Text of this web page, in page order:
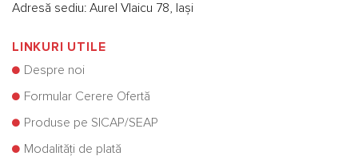
Adresă sediu: Aurel Vlaicu 78, Iași
LINKURI UTILE
Despre noi
Formular Cerere Ofertă
Produse pe SICAP/SEAP
Modalități de plată